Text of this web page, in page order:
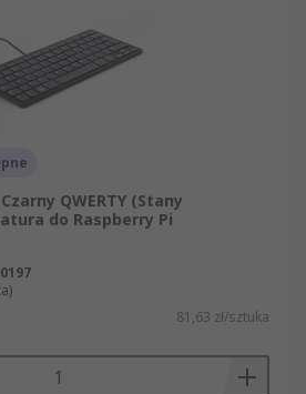
QWERTY (Stany
do Raspberry Pi
81,63 zł/sztuka